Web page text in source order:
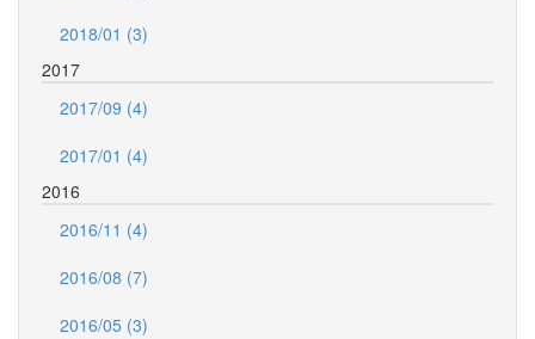
2018/01 (3)
2017
2017/09 (4)
2017/01 (4)
2016
2016/11 (4)
2016/08 (7)
2016/05 (3)